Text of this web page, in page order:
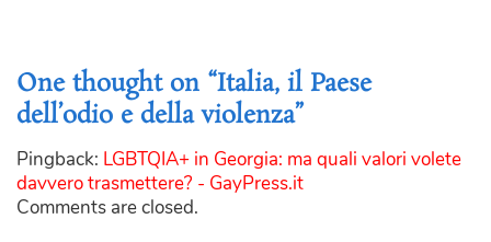
One thought on “Italia, il Paese
dell’odio e della violenza”
Pingback: LGBTQIA+ in Georgia: ma quali valori volete
davvero trasmettere? - GayPress.it
Comments are closed.